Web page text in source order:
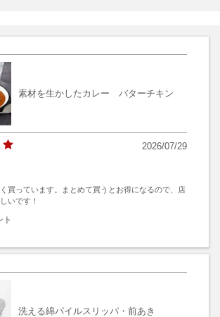
素材を生かしたカレー バターチキン
2026/07/29
買っています。まとめて買うとお得になるので、店
いです！
ト
洗える綿パイルスリッパ・前あき